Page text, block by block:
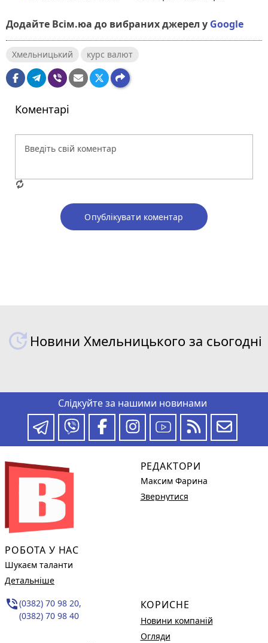
Додайте Всім.юа до вибраних джерел у Google
Хмельницький курс валют
Коментарі
Опублікувати коментар
Новини Хмельницького за сьогодні
Слідкуйте за нашими новинами
РОБОТА У НАС
Шукаєм таланти
Детальніше
phone_in_talk(0382) 70 98 20,
(0382) 70 98 40
РЕДАКТОРИ
Максим Фарина
Звернутися
КОРИСНЕ
Новини компаній
Огляди